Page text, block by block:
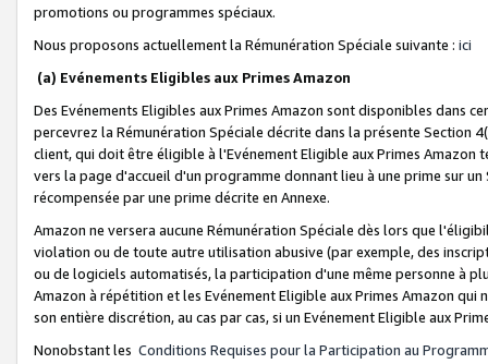
promotions ou programmes spéciaux.
Nous proposons actuellement la Rémunération Spéciale suivante : ici
(a) Evénements Eligibles aux Primes Amazon
Des Evénements Eligibles aux Primes Amazon sont disponibles dans
percevrez la Rémunération Spéciale décrite dans la présente Section
client, qui doit être éligible à l'Evénement Eligible aux Primes Amazon
vers la page d'accueil d'un programme donnant lieu à une prime sur
récompensée par une prime décrite en Annexe.
Amazon ne versera aucune Rémunération Spéciale dès lors que
violation ou de toute autre utilisation abusive (par exemple, des
ou de logiciels automatisés, la participation d'une même personne à
Amazon à répétition et les Evénement Eligible aux Primes Amazon qui
son entière discrétion, au cas par cas, si un Evénement Eligible aux
Nonobstant les Conditions Requises pour la Participation au